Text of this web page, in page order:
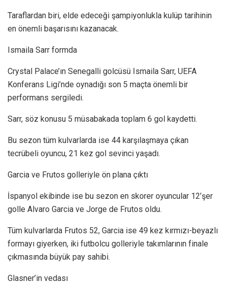
Taraflardan biri, elde edeceği şampiyonlukla kulüp tarihinin
en önemli başarısını kazanacak.
Ismaila Sarr formda
Crystal Palace’ın Senegalli golcüsü Ismaila Sarr, UEFA
Konferans Ligi’nde oynadığı son 5 maçta önemli bir
performans sergiledi.
Sarr, söz konusu 5 müsabakada toplam 6 gol kaydetti.
Bu sezon tüm kulvarlarda ise 44 karşılaşmaya çıkan
tecrübeli oyuncu, 21 kez gol sevinci yaşadı.
Garcia ve Frutos golleriyle ön plana çıktı
İspanyol ekibinde ise bu sezon en skorer oyuncular 12’şer
golle Alvaro Garcia ve Jorge de Frutos oldu.
Tüm kulvarlarda Frutos 52, Garcia ise 49 kez kırmızı-beyazlı
formayı giyerken, iki futbolcu golleriyle takımlarının finale
çıkmasında büyük pay sahibi.
Glasner’in vedası